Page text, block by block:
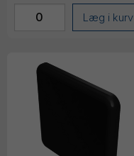
Læg i kurv